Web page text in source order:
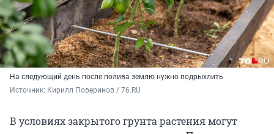
На следующий день после полива землю нужно подрыхлить
Источник: Кирилл Поверинов / 76.RU
В условиях закрытого грунта растения могут